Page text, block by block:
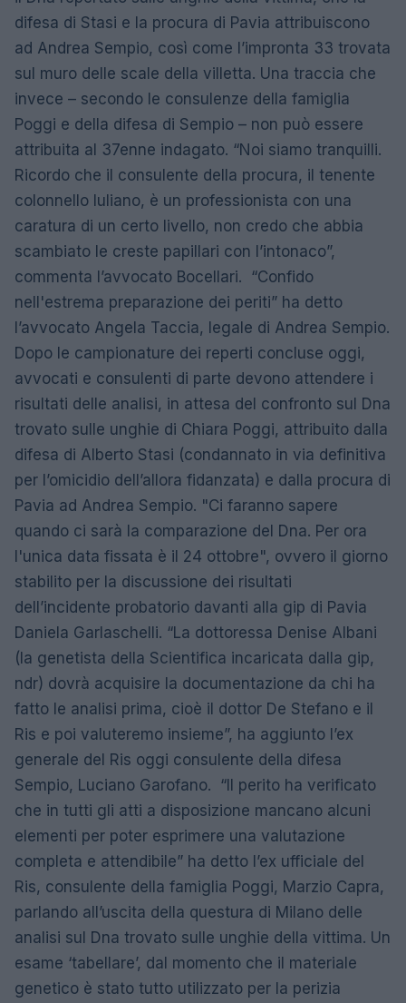
difesa di Stasi e la procura di Pavia attribuiscono
ad Andrea Sempio, così come l’impronta 33 trovata
sul muro delle scale della villetta. Una traccia che
invece – secondo le consulenze della famiglia
Poggi e della difesa di Sempio – non può essere
attribuita al 37enne indagato. “Noi siamo tranquilli.
Ricordo che il consulente della procura, il tenente
colonnello Iuliano, è un professionista con una
caratura di un certo livello, non credo che abbia
scambiato le creste papillari con l’intonaco”,
commenta l’avvocato Bocellari. “Confido
nell'estrema preparazione dei periti” ha detto
l’avvocato Angela Taccia, legale di Andrea Sempio.
Dopo le campionature dei reperti concluse oggi,
avvocati e consulenti di parte devono attendere i
risultati delle analisi, in attesa del confronto sul Dna
trovato sulle unghie di Chiara Poggi, attribuito dalla
difesa di Alberto Stasi (condannato in via definitiva
per l’omicidio dell’allora fidanzata) e dalla procura di
Pavia ad Andrea Sempio. "Ci faranno sapere
quando ci sarà la comparazione del Dna. Per ora
l'unica data fissata è il 24 ottobre", ovvero il giorno
stabilito per la discussione dei risultati
dell’incidente probatorio davanti alla gip di Pavia
Daniela Garlaschelli. “La dottoressa Denise Albani
(la genetista della Scientifica incaricata dalla gip,
ndr) dovrà acquisire la documentazione da chi ha
fatto le analisi prima, cioè il dottor De Stefano e il
Ris e poi valuteremo insieme”, ha aggiunto l’ex
generale del Ris oggi consulente della difesa
Sempio, Luciano Garofano. “Il perito ha verificato
che in tutti gli atti a disposizione mancano alcuni
elementi per poter esprimere una valutazione
completa e attendibile” ha detto l’ex ufficiale del
Ris, consulente della famiglia Poggi, Marzio Capra,
parlando all’uscita della questura di Milano delle
analisi sul Dna trovato sulle unghie della vittima. Un
esame ‘tabellare’, dal momento che il materiale
genetico è stato tutto utilizzato per la perizia